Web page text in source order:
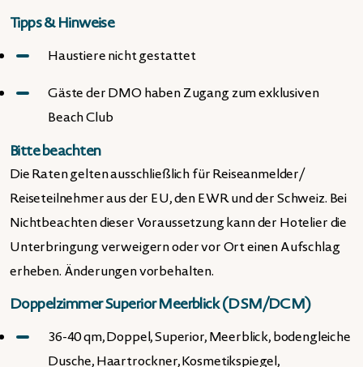
Tipps & Hinweise
Haustiere nicht gestattet
Gäste der DMO haben Zugang zum exklusiven
Beach Club
Bitte beachten
Die Raten gelten ausschließlich für Reiseanmelder/
Reiseteilnehmer aus der EU, den EWR und der Schweiz. Bei
Nichtbeachten dieser Voraussetzung kann der Hotelier die
Unterbringung verweigern oder vor Ort einen Aufschlag
erheben. Änderungen vorbehalten.
Doppelzimmer Superior Meerblick (DSM/DCM)
36-40 qm, Doppel, Superior, Meerblick, bodengleiche
Dusche, Haartrockner, Kosmetikspiegel,